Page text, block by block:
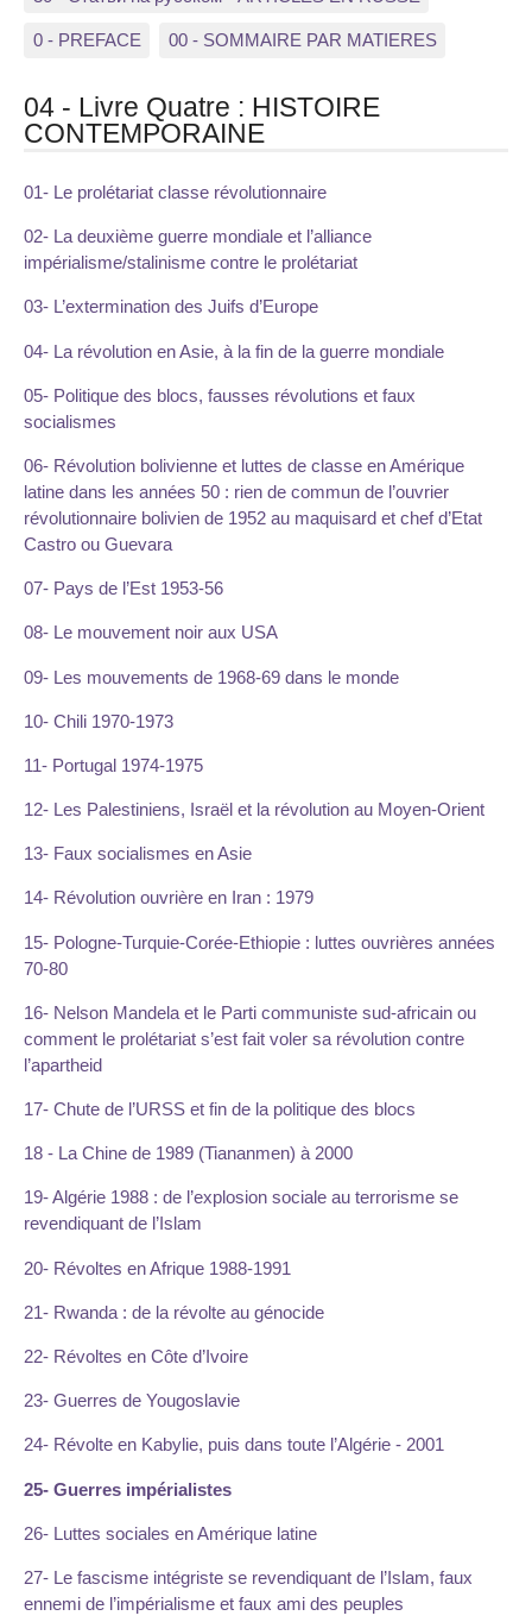
0 - PREFACE 00 - SOMMAIRE PAR MATIERES
04 - Livre Quatre : HISTOIRE
CONTEMPORAINE
01- Le prolétariat classe révolutionnaire
02- La deuxième guerre mondiale et l’alliance
impérialisme/stalinisme contre le prolétariat
03- L’extermination des Juifs d’Europe
04- La révolution en Asie, à la fin de la guerre mondiale
05- Politique des blocs, fausses révolutions et faux
socialismes
06- Révolution bolivienne et luttes de classe en Amérique
latine dans les années 50 : rien de commun de l’ouvrier
révolutionnaire bolivien de 1952 au maquisard et chef d’Etat
Castro ou Guevara
07- Pays de l’Est 1953-56
08- Le mouvement noir aux USA
09- Les mouvements de 1968-69 dans le monde
10- Chili 1970-1973
11- Portugal 1974-1975
12- Les Palestiniens, Israël et la révolution au Moyen-Orient
13- Faux socialismes en Asie
14- Révolution ouvrière en Iran : 1979
15- Pologne-Turquie-Corée-Ethiopie : luttes ouvrières années
70-80
16- Nelson Mandela et le Parti communiste sud-africain ou
comment le prolétariat s’est fait voler sa révolution contre
l’apartheid
17- Chute de l’URSS et fin de la politique des blocs
18 - La Chine de 1989 (Tiananmen) à 2000
19- Algérie 1988 : de l’explosion sociale au terrorisme se
revendiquant de l’Islam
20- Révoltes en Afrique 1988-1991
21- Rwanda : de la révolte au génocide
22- Révoltes en Côte d’Ivoire
23- Guerres de Yougoslavie
24- Révolte en Kabylie, puis dans toute l’Algérie - 2001
25- Guerres impérialistes
26- Luttes sociales en Amérique latine
27- Le fascisme intégriste se revendiquant de l’Islam, faux
ennemi de l’impérialisme et faux ami des peuples